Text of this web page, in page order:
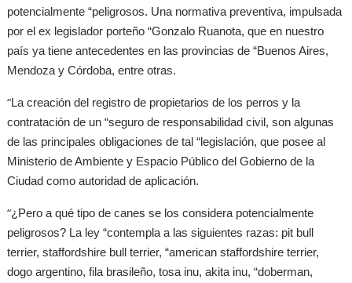
potencialmente “peligrosos. Una normativa preventiva, impulsada
por el ex legislador porteño “Gonzalo Ruanota, que en nuestro
país ya tiene antecedentes en las provincias de “Buenos Aires,
Mendoza y Córdoba, entre otras.
“La creación del registro de propietarios de los perros y la
contratación de un “seguro de responsabilidad civil, son algunas
de las principales obligaciones de tal “legislación, que posee al
Ministerio de Ambiente y Espacio Público del Gobierno de la
Ciudad como autoridad de aplicación.
“¿Pero a qué tipo de canes se los considera potencialmente
peligrosos? La ley “contempla a las siguientes razas: pit bull
terrier, staffordshire bull terrier, “american staffordshire terrier,
dogo argentino, fila brasileño, tosa inu, akita inu, “doberman,